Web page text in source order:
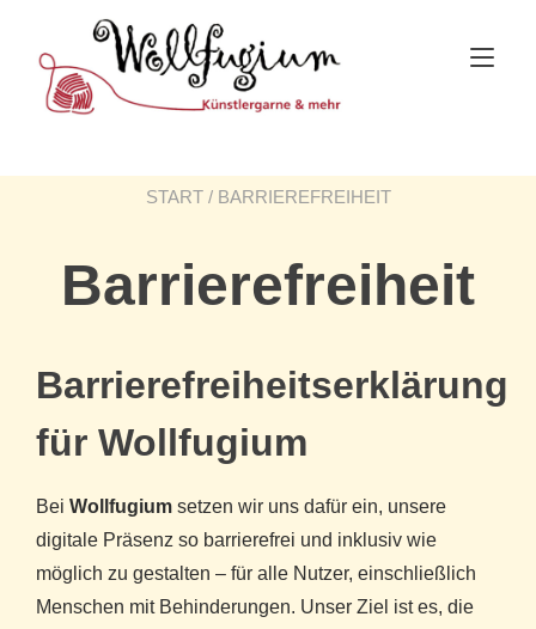
content
START/ BARRIEREFREIHEIT
Barrierefreiheit
Barrierefreiheitserklärung
für Wollfugium
Bei Wollfugium setzen wir uns dafür ein, unsere
digitale Präsenz so barrierefrei und inklusiv wie
möglich zu gestalten – für alle Nutzer, einschließlich
Menschen mit Behinderungen. Unser Ziel ist es, die